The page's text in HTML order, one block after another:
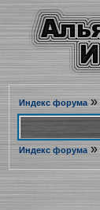
Индекс форума»
Индекс форума »